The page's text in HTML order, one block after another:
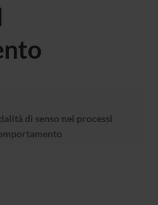
di senso nei processi